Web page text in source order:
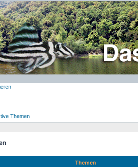
Themen
Themen